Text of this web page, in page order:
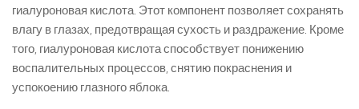
гиалуроновая кислота. Этот компонент позволяет сохранять
влагу в глазах, предотвращая сухость и раздражение. Кроме
того, гиалуроновая кислота способствует понижению
воспалительных процессов, снятию покраснения и
успокоению глазного яблока.